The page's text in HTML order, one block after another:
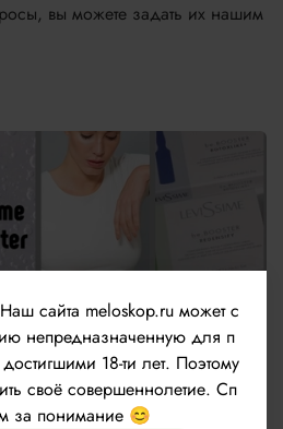
вы можете задать их нашим
be.Booster от
Наш сайта meloskop.ru может с
непредназначенную для п
18-ти лет. Поэтому
своё совершеннолетие. Сп
за понимание 😊